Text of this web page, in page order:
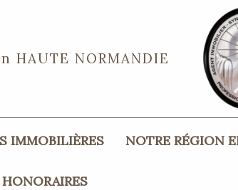
HAUTE NORMANDIE
IMMOBILIÈRES NOTRE RÉGION
HONORAIRES